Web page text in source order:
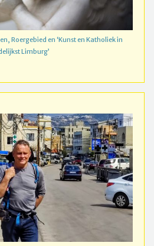
Roergebied en ‘Kunst en Katholiek in
Limburg’